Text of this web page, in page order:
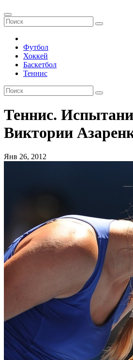
Футбол
Хоккей
Баскетбол
Теннис
Теннис.
Виктории
Янв 26, 2012